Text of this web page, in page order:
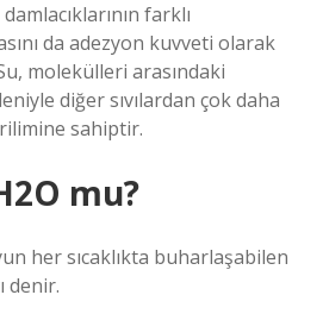
farklı
da adezyon kuvveti olarak
molekülleri arasındaki
diğer sıvılardan çok daha
sahiptir.
mu?
her sıcaklıkta buharlaşabilen
denir.